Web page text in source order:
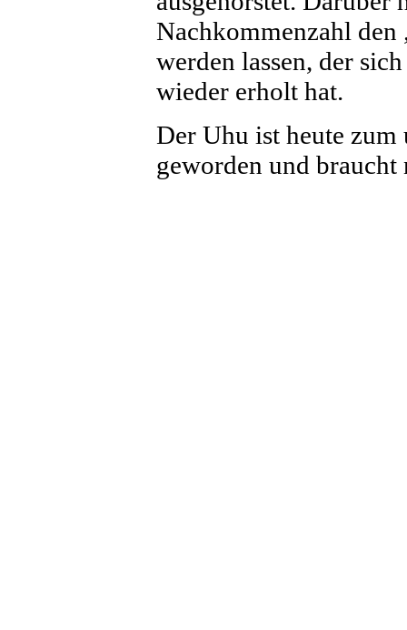
Nachkommenzahl
werden lassen, der
wieder erholt hat.
Der Uhu ist heute
geworden und braucht